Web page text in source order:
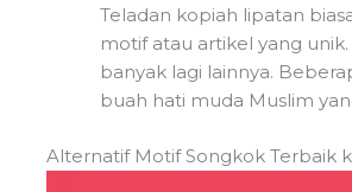
Teladan kopiah lipatan
motif atau artikel yang
banyak lagi lainnya.
buah hati muda Muslim
Alternatif Motif Songkok Terbaik